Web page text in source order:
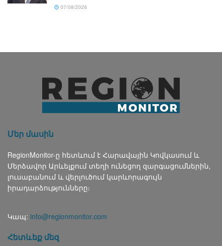
07/08/2026
Մեր մասին
RegionMonitor-ը հետևում է Հարավային Կովկասում և
Մերձավոր Արևելքում տեղի ունեցող զարգացումներին,
լուսաբանում և վերլուծում կարևորագույն
իրադարձությունները։
Կապ: info@regionmonitor.com
Հետևեք մեզ